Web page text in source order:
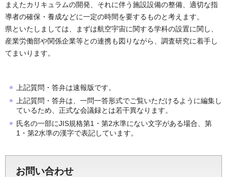
まえたカリキュラムの開発、それに伴う施設設備の整備、適切な指
導者の確保・養成などに一定の時間を要するものと考えます。
県といたしましては、まずは航空宇宙に関する学科の設置に関し、
産業労働部や関係企業等との連携も図りながら、調査研究に着手し
てまいります。
上記質問・答弁は速報版です。
上記質問・答弁は、一問一答形式でご覧いただけるように編集し
ているため、正式な会議録とは若干異なります。
氏名の一部にJIS規格第1・第2水準にない文字がある場合、第
1・第2水準の漢字で表記しています。
お問い合わせ